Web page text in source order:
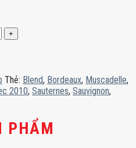
Thẻ: Blend, Bordeaux, Muscadelle,
2010, Sauternes, Sauvignon,
PHẨM